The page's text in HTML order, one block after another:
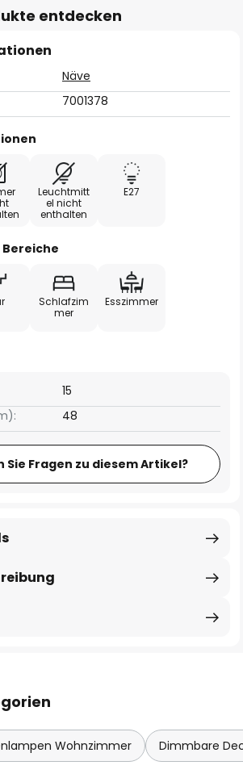
entdecken
Näve
7001378
Leuchtmitt
el nicht
enthalten
E27
Schlafzim
mer
Esszimmer
15
48
Sie Fragen zu diesem Artikel?
Wohnzimmer Dimmbare